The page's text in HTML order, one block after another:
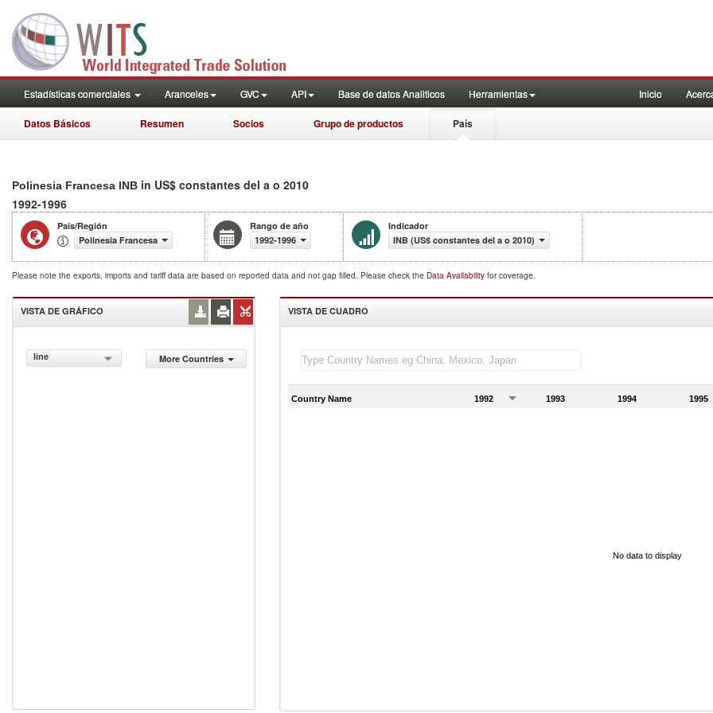
Estadísticas comerciales Aranceles GVC API Base de datos Analiticos Herramientas Inicio
Datos Básicos Resumen Socios Grupo de productos País
Polinesia Francesa INB in US$ constantes del a o 2010
1992-1996
País/Región
Polinesia Francesa
Rango de año
1992-1996
Indicador
INB (US$ constantes del a o 2010)
Please note the exports, imports and tariff data are based on reported data and not gap filled. Please check the Data Availability for coverage.
VISTA DE GRÁFICO
line More Countries
VISTA DE CUADRO
Country Name 1992 1993 1994 1995
No data to display